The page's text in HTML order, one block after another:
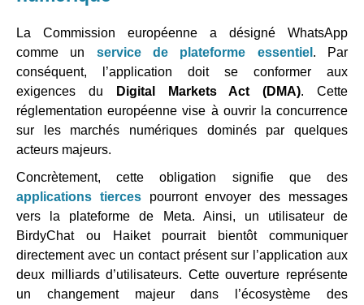
La Commission européenne a désigné WhatsApp
comme un service de plateforme essentiel . Par
conséquent, l’application doit se conformer aux
exigences du
Digital Markets Act (DMA). Cette
réglementation européenne vise à ouvrir la concurrence
sur les marchés numériques dominés par quelques
acteurs majeurs.
Concrètement, cette obligation signifie que des
applications tiercespourront envoyer des messages
vers la plateforme de Meta. Ainsi, un utilisateur de
BirdyChat ou Haiket pourrait bientôt communiquer
directement avec un contact présent sur l’application aux
deux milliards d’utilisateurs. Cette ouverture représente
un changement majeur dans l’écosystème des